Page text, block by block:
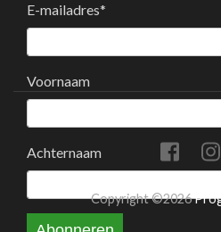
E-mailadres*
Voornaam
Achternaam
Copyright ©2026